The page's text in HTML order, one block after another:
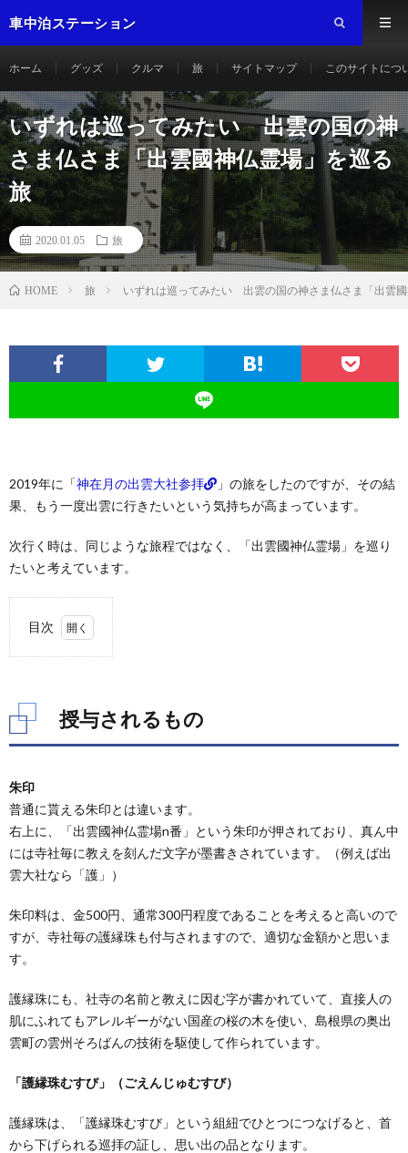
車中泊ステーション
ホーム グッズ クルマ 旅 サイトマップ このサイトにつ
いずれは巡ってみたい 出雲の国の神
さま仏さま「出雲國神仏霊場」を巡る
旅
2020.01.05 旅
HOME 旅 いずれは巡ってみたい 出雲の国の神さま仏さま「出雲
2019年に「神在月の出雲大社参拝
」の旅をしたのですが、その結
果、もう一度出雲に行きたいという気持ちが高まっています。
次行く時は、同じような旅程ではなく、「出雲國神仏霊場」を巡り
たいと考えています。
目次
1.
寺
3.
モデ
ルコ
ース
授与されるもの
朱印
普通に貰える朱印とは違います。
右上に、「出雲國神仏霊場n番」という朱印が押されており、真ん中
には寺社毎に教えを刻んだ文字が墨書きされています。（例えば出
雲大社なら「護」）
朱印料は、金500円、通常300円程度であることを考えると高いので
すが、寺社毎の護縁珠も付与されますので、適切な金額かと思いま
す。
護縁珠にも、社寺の名前と教えに因む字が書かれていて、直接人の
肌にふれてもアレルギーがない国産の桜の木を使い、島根県の奥出
雲町の雲州そろばんの技術を駆使して作られています。
「護縁珠むすび」（ごえんじゅむすび）
護縁珠は、「護縁珠むすび」という組紐でひとつにつなげると、首
から下げられる巡拝の証し、思い出の品となります。